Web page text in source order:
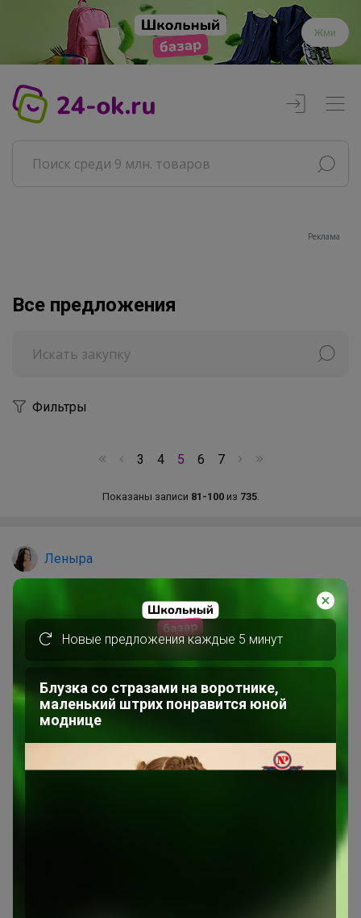
Жми
Реклама
Все предложения
Фильтры
3 4 5 6 7
Показаны записи 81-100из 735.
Леныра
Новые предложения каждые 5 минут
Блузка со стразами на воротнике,
маленький штрих понравится юной
моднице